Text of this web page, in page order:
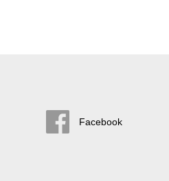
Facebook